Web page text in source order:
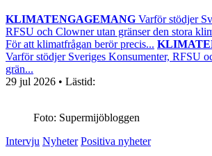
KLIMATENGAGEMANG Varför stödjer
RFSU och Clowner utan gränser den stora
För att klimatfrågan berör precis...
Varför stödjer Sveriges Konsumenter, RFSU
grän...
29 jul 2026 • Lästid:
Foto: Supermijöbloggen
Intervju Nyheter Positiva nyheter